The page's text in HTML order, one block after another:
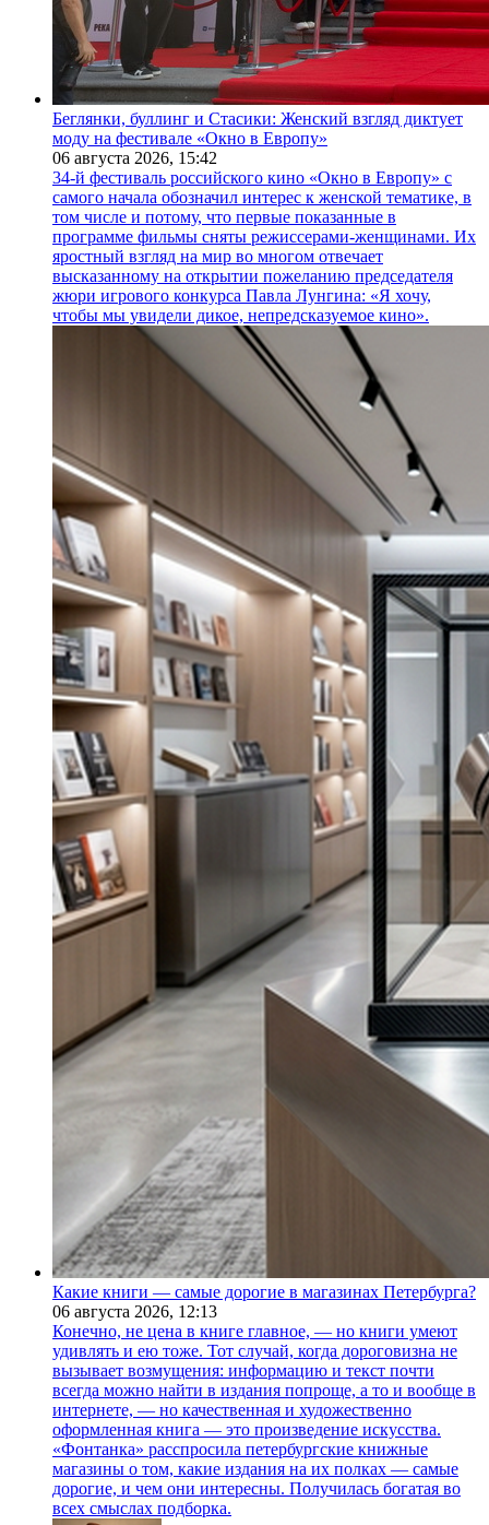
Беглянки, буллинг и Стасики: Женский взгляд диктует
моду на фестивале «Окно в Европу»
06 августа 2026, 15:42
34-й фестиваль российского кино «Окно в Европу» с
самого начала обозначил интерес к женской тематике, в
том числе и потому, что первые показанные в
программе фильмы сняты режиссерами-женщинами. Их
яростный взгляд на мир во многом отвечает
высказанному на открытии пожеланию председателя
жюри игрового конкурса Павла Лунгина: «Я хочу,
чтобы мы увидели дикое, непредсказуемое кино».
Какие книги — самые дорогие в магазинах Петербурга?
06 августа 2026, 12:13
Конечно, не цена в книге главное, — но книги умеют
удивлять и ею тоже. Тот случай, когда дороговизна не
вызывает возмущения: информацию и текст почти
всегда можно найти в издания попроще, а то и вообще в
интернете, — но качественная и художественно
оформленная книга — это произведение искусства.
«Фонтанка» расспросила петербургские книжные
магазины о том, какие издания на их полках — самые
дорогие, и чем они интересны. Получилась богатая во
всех смыслах подборка.